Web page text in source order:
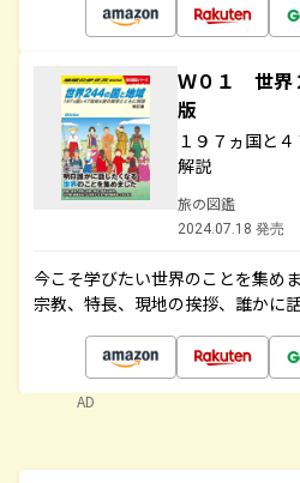
Ｗ０１ 世界
版
１９７ヵ国と
解説
旅の図鑑
2024.07.18 発売
今こそ学びたい世界のことを集め
宗教、特長、現地の挨拶、誰かに
AD